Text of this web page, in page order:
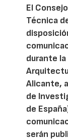
El
Técnica
durante
Alicante,
de
de
serán